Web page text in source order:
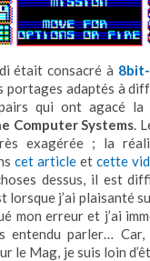
était consacré à
portages adaptés à
qui ont agacé la
Computer Systems.
exagérée ; la
cet articleet cette
dessus, il est
lorsque j’ai plaisanté
mon erreur et j’ai
entendu parler…
le Mag, je suis loin